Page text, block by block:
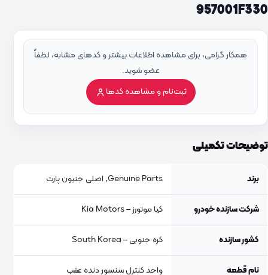
957001F330
همکار گرامی، برای مشاهده اطلاعات بیشتر و کدهای مشابه، لطفاً
عضو شوید.
ثبت‌نام و مشاهده کدها
توضیحات تکمیلی
برند Genuine Parts, اصلی جنیون پارت
شرکت سازنده خودرو کیا موتورز – Kia Motors
کشور سازنده کره جنوبی – South Korea
نام قطعه واحد کنترل سنسور دنده عقب